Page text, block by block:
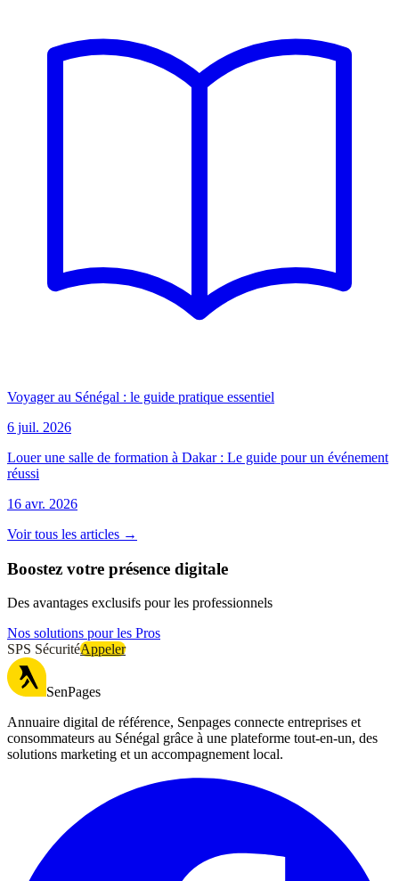
Voyager au Sénégal : le guide pratique essentiel
6 juil. 2026
Louer une salle de formation à Dakar : Le guide pour un événement
réussi
16 avr. 2026
Voir tous les articles →
Boostez votre présence digitale
Des avantages exclusifs pour les professionnels
Nos solutions pour les Pros
SPS SécuritéAppeler
SenPages
Annuaire digital de référence, Senpages connecte entreprises et
consommateurs au Sénégal grâce à une plateforme tout-en-un, des
solutions marketing et un accompagnement local.